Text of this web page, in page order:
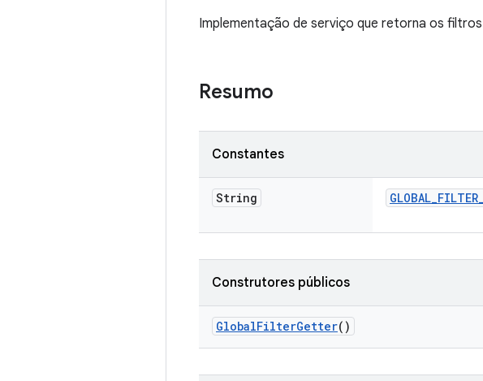
Implementação de serviço que retorna os
Resumo
Constantes
String GLOBAL_FILTER_
Construtores públicos
GlobalFilterGetter()